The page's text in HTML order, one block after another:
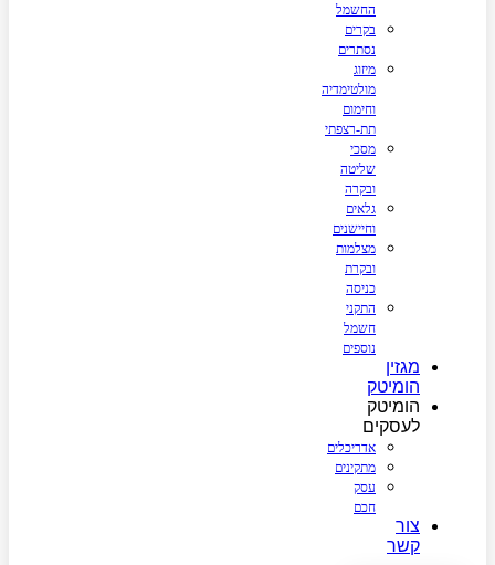
החשמל
בקרים
נסתרים
מיזוג
מולטימדיה
וחימום
תת-רצפתי
מסכי
שליטה
ובקרה
גלאים
וחיישנים
מצלמות
ובקרת
כניסה
התקני
חשמל
נוספים
מגזין
הומיטק
הומיטק
לעסקים
אדריכלים
מתקינים
עסק
חכם
צור
קשר